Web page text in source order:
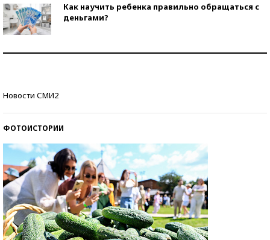
Как научить ребенка правильно обращаться с
деньгами?
Новости СМИ2
ФОТОИСТОРИИ